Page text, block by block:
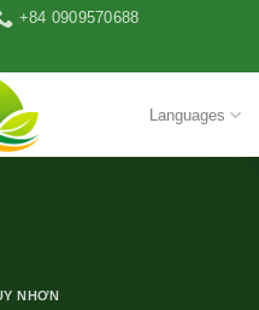
+84 0909570688
Languages
NHƠN